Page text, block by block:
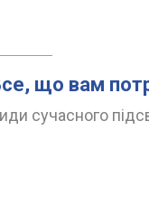
що вам
сучасного